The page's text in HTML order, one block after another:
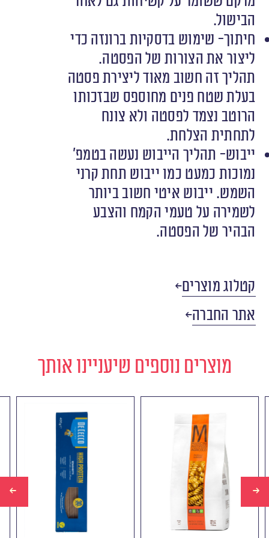
הבישול.
חיתוך- שימוש בדסקיות ברונזה כדי
ליצור את הצורות של הפסטה.
תהליך זה חשוב מאוד ליצירת פסטה
בעלת שטח פנים מחוספס שבזכותו
הרוטב נצמד לפסטה ולא צונח
לתחתית הצלחת.
ייבוש- תהליך הייבוש נעשה בטמפ’
נמוכות כמעט כמו ייבוש תחת קרני
השמש. ייבוש איטי חשוב ביותר
לשמירה על טעמי הקמח והצבע
הבהיר של הפסטה.
קטלוג מוצרים
אתר החברה
מוצרים נוספים שיעניינו אותך